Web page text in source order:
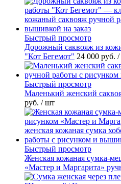
Быстрый просмотр
Дорожный саквояж из
"Кот Бегемот" 24 000 руб.
Быстрый просмотр
Маленький женский
руб. / шт
Быстрый просмотр
Женская кожаная сумка-
«Мастер и Маргарита»